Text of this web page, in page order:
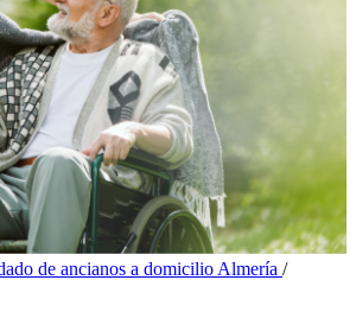
de ancianos a domicilio Almería /